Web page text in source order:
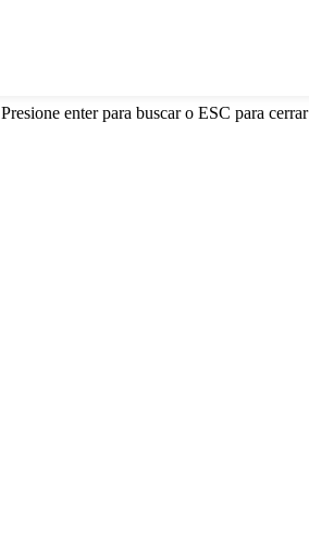
Presione enter para buscar o ESC para cerrar